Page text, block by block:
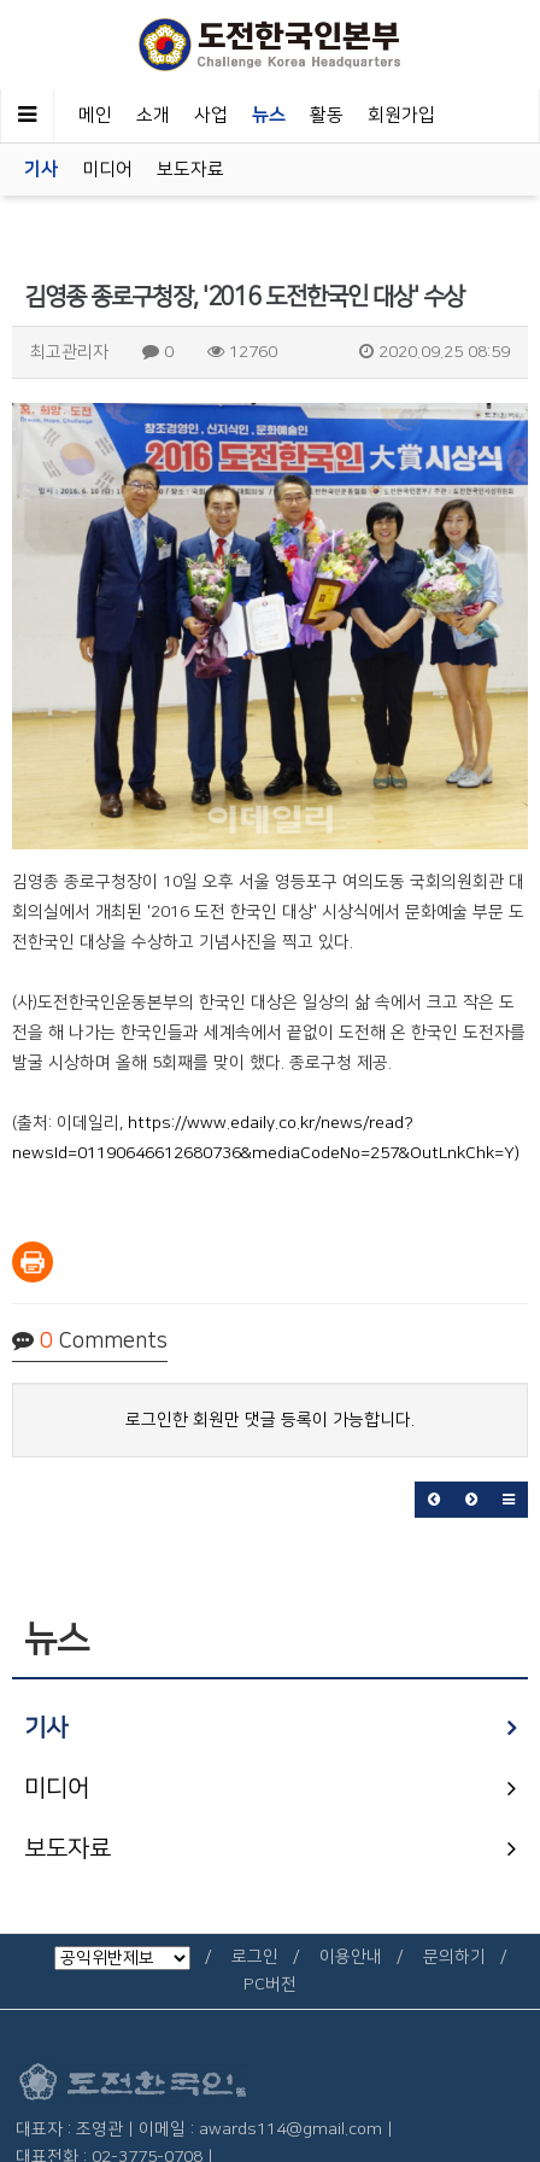
메인 소개 사업 뉴스 활동 회원가입
기사 미디어 보도자료
김영종 종로구청장, '2016 도전한국인 대상' 수상
최고관리자 0 12760 2020.09.25 08:59
김영종 종로구청장이 10일 오후 서울 영등포구 여의도동 국회의원회관 대
회의실에서 개최된 '2016 도전 한국인 대상' 시상식에서 문화예술 부문 도
전한국인 대상을 수상하고 기념사진을 찍고 있다.
(사)도전한국인운동본부의 한국인 대상은 일상의 삶 속에서 크고 작은 도
전을 해 나가는 한국인들과 세계속에서 끝없이 도전해 온 한국인 도전자를
발굴 시상하며 올해 5회째를 맞이 했다. 종로구청 제공.
(출처: 이데일리, https://www.edaily.co.kr/news/read?
newsId=01190646612680736&mediaCodeNo=257&OutLnkChk=Y)
0 Comments
로그인한 회원만 댓글 등록이 가능합니다.
뉴스
기사
미디어
보도자료
로그인 이용안내
문의하기
PC버전
대표자 : 조영관 | 이메일 : awards114@gmail.com |
대표전화 : 02-3775-0708 |